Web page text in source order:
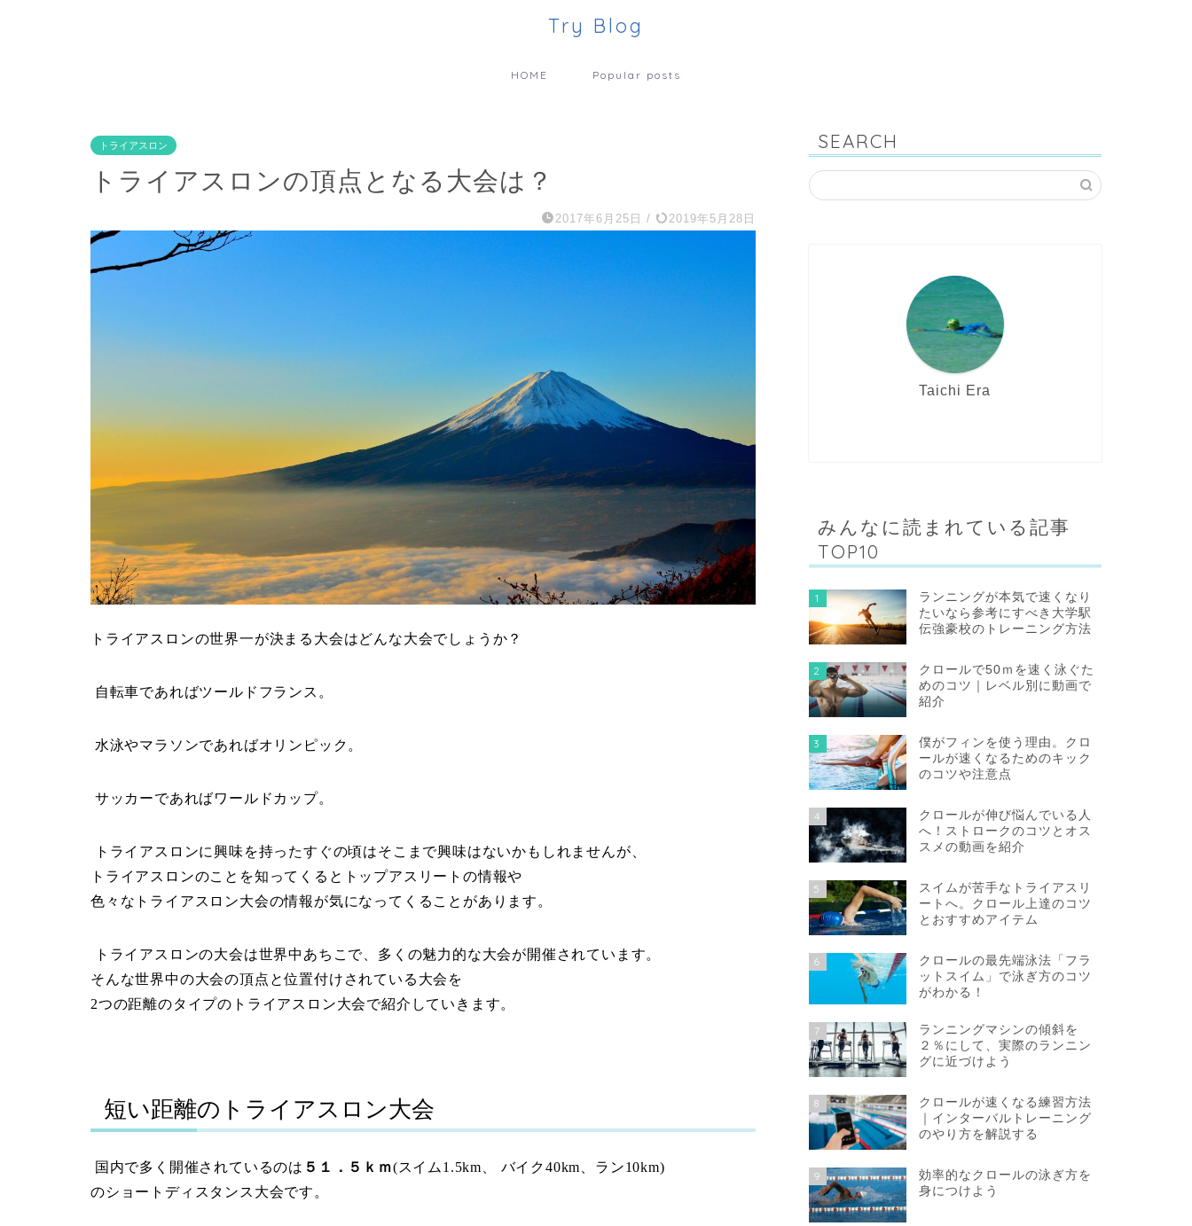
Try Blog
HOME Popular posts
トライアスロン
トライアスロンの頂点となる大会は？
2017年6月25日 / 2019年5月28日
トライアスロンの世界一が決まる大会はどんな大会でしょうか？
自転車であればツールドフランス。
水泳やマラソンであればオリンピック。
サッカーであればワールドカップ。
トライアスロンに興味を持ったすぐの頃はそこまで興味はないかもしれませんが、
トライアスロンのことを知ってくるとトップアスリートの情報や
色々なトライアスロン大会の情報が気になってくることがあります。
トライアスロンの大会は世界中あちこで、多くの魅力的な大会が開催されています。
そんな世界中の大会の頂点と位置付けされている大会を
2つの距離のタイプのトライアスロン大会で紹介していきます。
短い距離のトライアスロン大会
国内で多く開催されているのは ５１．５ｋｍ(スイム 1.5km バイク40km 、ラン10km)
のショートディスタンス大会です。
SEARCH
Taichi Era
みんなに読まれている記事
TOP10
1
ランニングが本気で速くなり
たいなら参考にすべき大学駅
伝強豪校のトレーニング方法
2
クロールで50ｍを速く泳ぐた
めのコツ｜レベル別に動画で
紹介
3
僕がフィンを使う理由。クロ
ールが速くなるためのキック
のコツや注意点
4
クロールが伸び悩んでいる人
へ！ストロークのコツとオス
スメの動画を紹介
5
スイムが苦手なトライアスリ
ートへ。クロール上達のコツ
とおすすめアイテム
6
クロールの最先端泳法「フラ
ットスイム」で泳ぎ方のコツ
がわかる！
7
ランニングマシンの傾斜を
２％にして、実際のランニン
グに近づけよう
8
クロールが速くなる練習方法
｜インターバルトレーニング
のやり方を解説する
9
効率的なクロールの泳ぎ方を
身につけよう